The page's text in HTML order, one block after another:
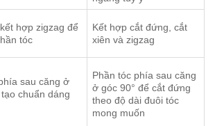
hợp zigzag để
tóc
Kết hợp cắt đứng, cắt
xiên và zigzag
sau căng ở
chuẩn dáng
Phần tóc phía sau căng
ở góc 90° để cắt đứng
theo độ dài đuôi tóc
mong muốn